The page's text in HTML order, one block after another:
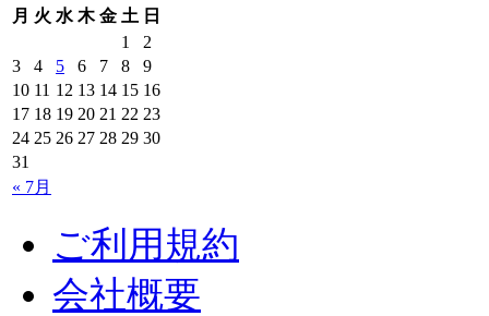
月 火 水 木 金 土 日
« 7月
1
2
3
4 5 6 7 8
9
10 11 12 13 14 15 16
17 18 19 20 21 22 23
24 25 26 27 28 29 30
31
ご利用規約
会社概要